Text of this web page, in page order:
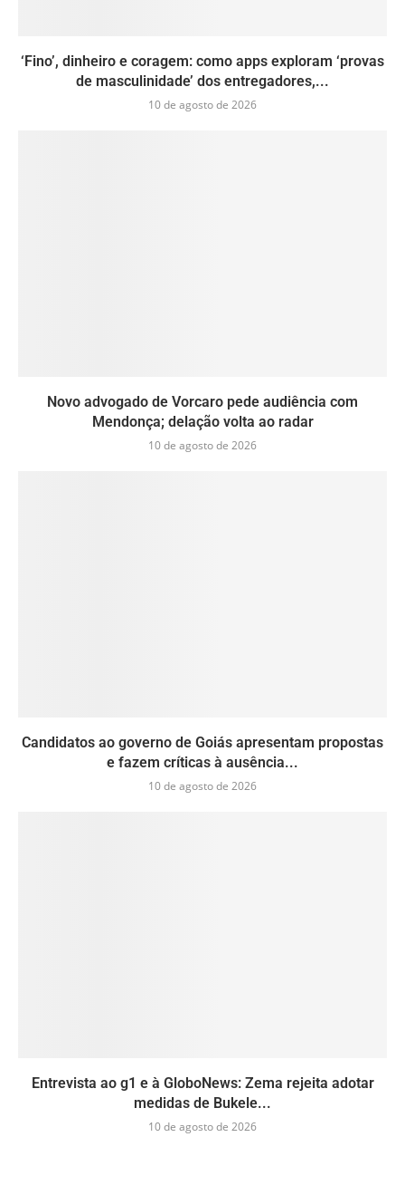
‘Fino’, dinheiro e coragem: como apps exploram ‘provas
de masculinidade’ dos entregadores,...
10 de agosto de 2026
Novo advogado de Vorcaro pede audiência com
Mendonça; delação volta ao radar
10 de agosto de 2026
Candidatos ao governo de Goiás apresentam propostas
e fazem críticas à ausência...
10 de agosto de 2026
Entrevista ao g1 e à GloboNews: Zema rejeita adotar
medidas de Bukele...
10 de agosto de 2026